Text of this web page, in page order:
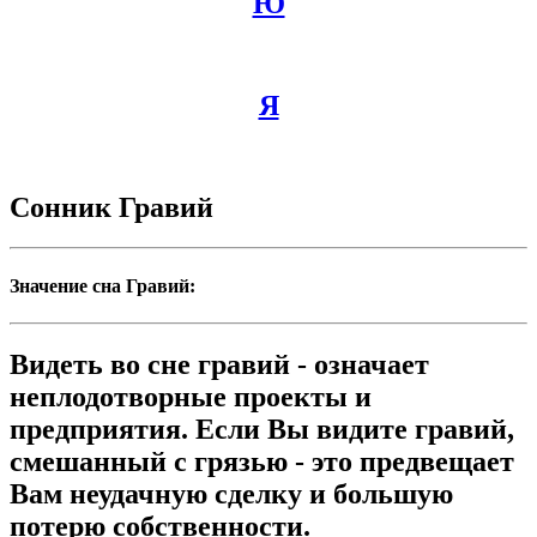
Я
Сонник Гравий
Значение сна Гравий:
Видеть во сне гравий - означает
неплодотворные проекты и
предприятия. Если Вы видите гравий,
смешанный с грязью - это предвещает
Вам неудачную сделку и большую
потерю собственности.